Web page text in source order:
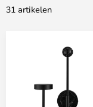
31 artikelen